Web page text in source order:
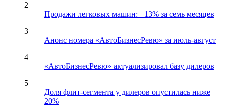
2
Продажи легковых машин: +13% за семь месяцев
3
Анонс номера «АвтоБизнесРевю» за июль-август
4
«АвтоБизнесРевю» актуализировал базу дилеров
5
Доля флит-сегмента у дилеров опустилась ниже
20%